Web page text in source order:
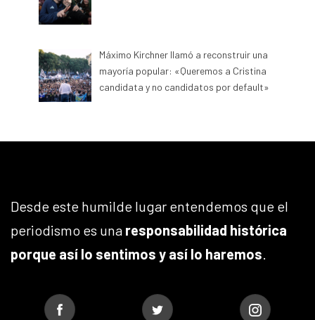
Máximo Kirchner llamó a reconstruir una
mayoría popular: «Queremos a Cristina
candidata y no candidatos por default»
Desde este humilde lugar entendemos que el
periodismo es una responsabilidad histórica
porque así lo sentimos y así lo haremos.